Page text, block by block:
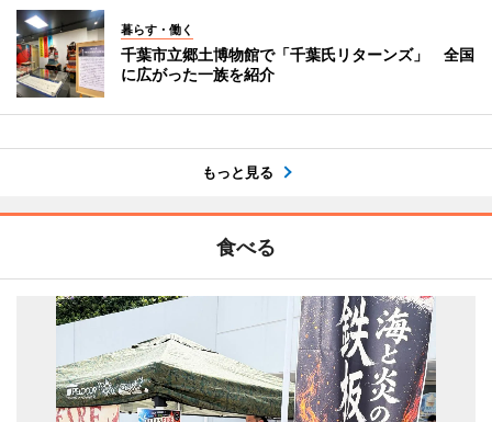
暮らす・働く
千葉市立郷土博物館で「千葉氏リターンズ」 全国
に広がった一族を紹介
もっと見る
食べる